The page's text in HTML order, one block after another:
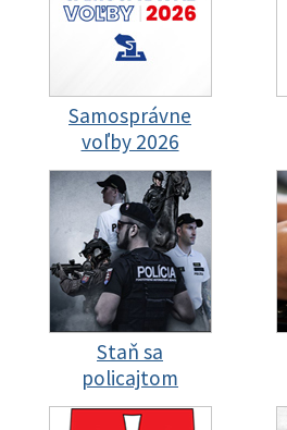
Samosprávne
voľby 2026
Staň sa
policajtom